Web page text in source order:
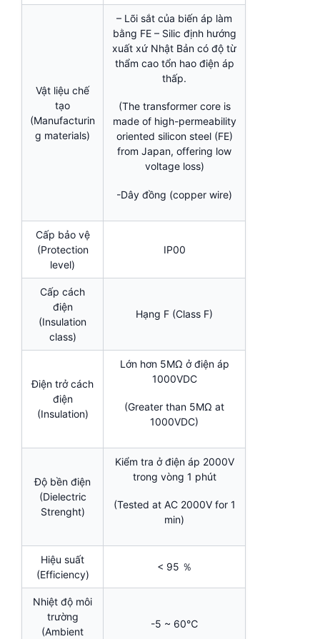
Vật liệu chế
tạo
(Manufacturin
g materials)
– Lõi sắt của biến áp làm
bằng FE – Silic định hướng
xuất xứ Nhật Bản có độ từ
thẩm cao tổn hao điện áp
thấp.
(The transformer core is
made of high-permeability
oriented silicon steel (FE)
from Japan, offering low
voltage loss)
-Dây đồng (copper wire)
Cấp bảo vệ
(Protection
level)
IP00
Cấp cách
điện
(Insulation
class)
Hạng F (Class F)
Điện trở cách
điện
(Insulation)
Lớn hơn 5MΩ ở điện áp
1000VDC
(Greater than 5MΩ at
1000VDC)
Độ bền điện
(Dielectric
Strenght)
Kiểm tra ở điện áp 2000V
trong vòng 1 phút
(Tested at AC 2000V for 1
min)
Hiệu suất
(Efficiency)
< 95 ％
Nhiệt độ môi
trường
(Ambient
-5 ~ 60℃